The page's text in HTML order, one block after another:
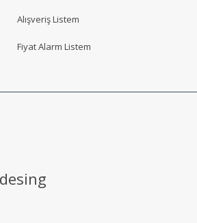
Alışveriş Listem
Fiyat Alarm Listem